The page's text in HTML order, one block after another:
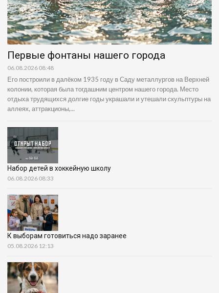
Первые фонтаны нашего города
06.08.2026 08:48
Его построили в далёком 1935 году в Саду металлургов на Верхней
колонии, которая была тогдашним центром нашего города. Место
отдыха трудящихся долгие годы украшали и утешали скульптуры на
аллеях, аттракционы,...
Набор детей в хоккейную школу
06.08.2026 08:33
К выборам готовиться надо заранее
05.08.2026 12:13